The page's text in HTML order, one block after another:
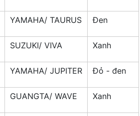
YAMAHA/ TAURUS Đen
SUZUKI/ VIVA Xanh
YAMAHA/ JUPITER Đỏ - đen
GUANGTA/ WAVE Xanh